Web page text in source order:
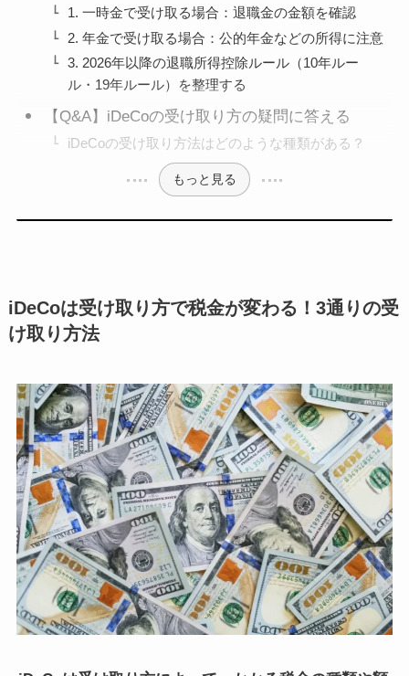
1. 一時金で受け取る場合：退職金の金額を確認
2. 年金で受け取る場合：公的年金などの所得に注意
3. 2026年以降の退職所得控除ルール（10年ルー
ル・19年ルール）を整理する
【Q&A】iDeCoの受け取り方の疑問に答える
iDeCoの受け取り方法はどのような種類がある？
もっと見る
iDeCoは受け取り方で税金が変わる！3通りの受
け取り方法